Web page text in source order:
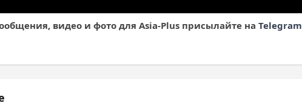
видео и фото для Asia-Plus присылайте на Telegram